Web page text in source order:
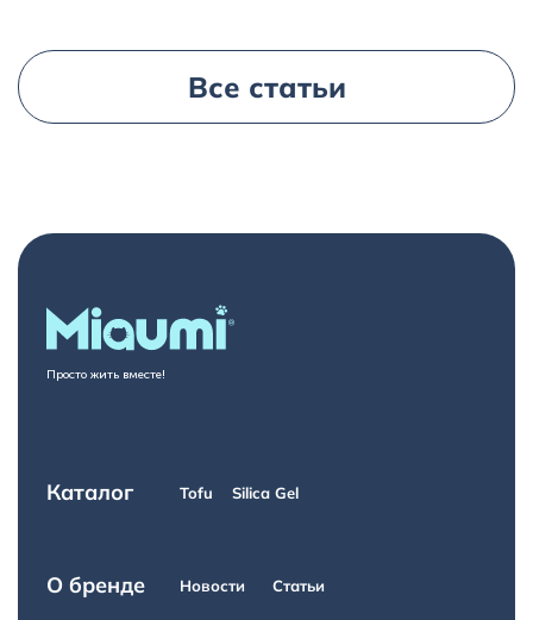
Все статьи
Просто жить вместе!
Каталог Tofu Silica Gel
О бренде Новости Статьи